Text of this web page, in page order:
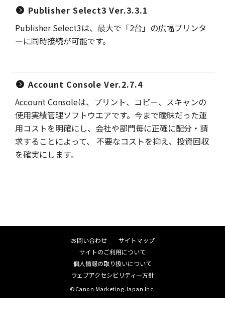
Publisher Select3 Ver.3.3.1
Publisher Select3は、最大で「2台」の広幅プリンタ
ーに同時接続が可能です。
Account Console Ver.2.7.4
Account Consoleは、プリント、コピー、スキャンの
使用実績管理ソフトウエアです。今まで曖昧だった運
用コストを明確にし、会社や部門毎に正確に配分・請
求することによって、 不要なコストを抑え、投資回収
を確実にします。
お問い合わせ
サイトマップ
サイトのご利用について
個人情報の取り扱いについて
ウェブアクセシビリティ―方針
©Canon Marketing Japan Inc.